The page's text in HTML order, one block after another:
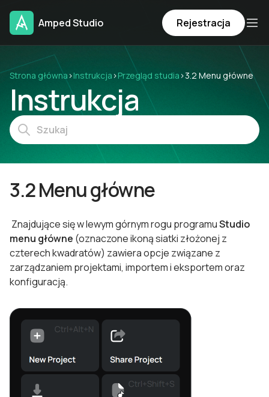
Amped Studio Rejestracja
Strona główna ›Instrukcja ›Przegląd studia ›3.2 Menu główne
Instrukcja
3.2 Menu główne
Znajdujące się w lewym górnym rogu programuStudio
menu główne (oznaczone ikoną siatki złożonej z
czterech kwadratów) zawiera opcje związane z
zarządzaniem projektami, importem i eksportem oraz
konfiguracją.